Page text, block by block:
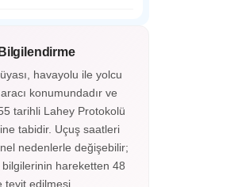
harikasıdır. Tuzdan
ve şapellerle
sunar.
havayolu ile yolcu
konumundadır ve
tarihli Lahey Protokolü
tabidir. Uçuş saatleri
nedenlerle değişebilir;
hareketten 48
teyit edilmesi